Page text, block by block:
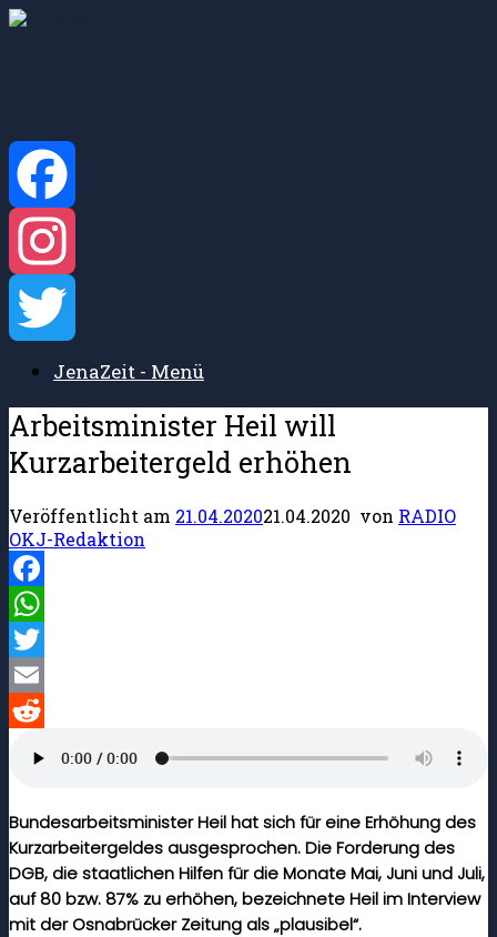
Zum
Facebook
Instagram
TwitterJenaZeit - Menü
Arbeitsminister Heil will
Kurzarbeitergeld erhöhen
Veröffentlicht am 21.04.202021.04.2020 von RADIO
OKJ-Redaktion
Facebook
WhatsApp
Twitter
Email
Bundesarbeitsminister Heil hat sich für eine Erhöhung des
Kurzarbeitergeldes ausgesprochen. Die Forderung des
DGB, die staatlichen Hilfen für die Monate Mai, Juni und Juli,
auf 80 bzw. 87% zu erhöhen, bezeichnete Heil im Interview
mit der Osnabrücker Zeitung als „plausibel“.